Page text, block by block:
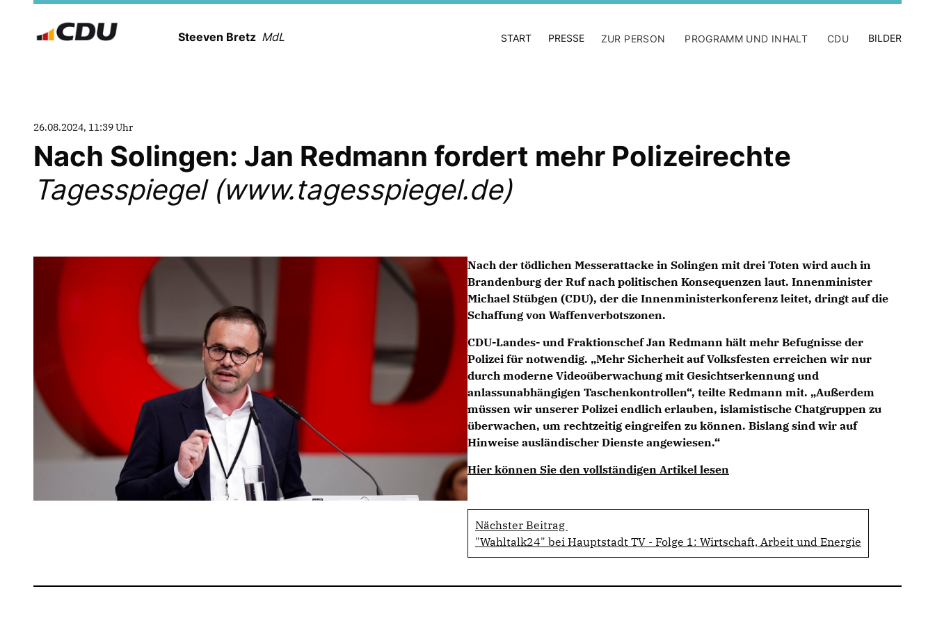
Steeven Bretz MdL START PRESSE ZUR PERSON PROGRAMM UND INHALT CDU BILDER
26.08.2024, 11:39 Uhr
Nach Solingen: Jan Redmann fordert mehr Polizeirechte
Tagesspiegel (www.tagesspiegel.de)
Nach der tödlichen Messerattacke in Solingen mit drei Toten wird auch in
Brandenburg der Ruf nach politischen Konsequenzen laut. Innenminister
Michael Stübgen (CDU), der die Innenministerkonferenz leitet, dringt auf die
Schaffung von Waffenverbotszonen.
CDU-Landes- und FraktionschefJan Redmann hält mehr Befugnisse der
Polizei für notwendig. „Mehr Sicherheit auf Volksfesten erreichen wir nur
durch moderne Videoüberwachung mit Gesichtserkennung und
anlassunabhängigen Taschenkontrollen“, teilte Redmann mit. „Außerdem
müssen wir unserer Polizei endlich erlauben, islamistische Chatgruppen zu
überwachen, um rechtzeitig eingreifen zu können. Bislang sind wir auf
Hinweise ausländischer Dienste angewiesen.“
Hier können Sie den vollständigen Artikel lesen
Nächster Beitrag
"Wahltalk24" bei Hauptstadt TV - Folge 1: Wirtschaft, Arbeit und Energie